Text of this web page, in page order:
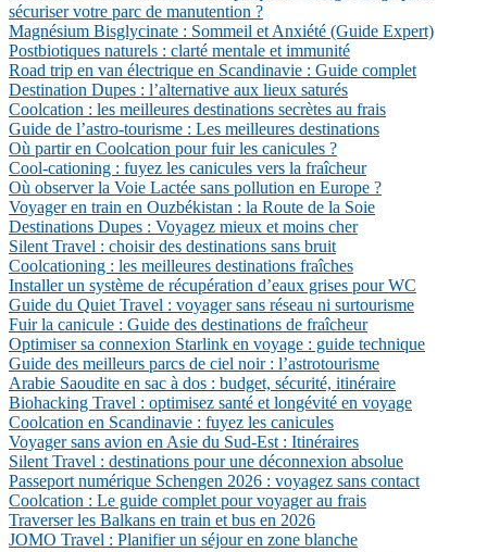
sécuriser votre parc de manutention ?
Magnésium Bisglycinate : Sommeil et Anxiété (Guide Expert)
Postbiotiques naturels : clarté mentale et immunité
Road trip en van électrique en Scandinavie : Guide complet
Destination Dupes : l’alternative aux lieux saturés
Coolcation : les meilleures destinations secrètes au frais
Guide de l’astro-tourisme : Les meilleures destinations
Où partir en Coolcation pour fuir les canicules ?
Cool-cationing : fuyez les canicules vers la fraîcheur
Où observer la Voie Lactée sans pollution en Europe ?
Voyager en train en Ouzbékistan : la Route de la Soie
Destinations Dupes : Voyagez mieux et moins cher
Silent Travel : choisir des destinations sans bruit
Coolcationing : les meilleures destinations fraîches
Installer un système de récupération d’eaux grises pour WC
Guide du Quiet Travel : voyager sans réseau ni surtourisme
Fuir la canicule : Guide des destinations de fraîcheur
Optimiser sa connexion Starlink en voyage : guide technique
Guide des meilleurs parcs de ciel noir : l’astrotourisme
Arabie Saoudite en sac à dos : budget, sécurité, itinéraire
Biohacking Travel : optimisez santé et longévité en voyage
Coolcation en Scandinavie : fuyez les canicules
Voyager sans avion en Asie du Sud-Est : Itinéraires
Silent Travel : destinations pour une déconnexion absolue
Passeport numérique Schengen 2026 : voyagez sans contact
Coolcation : Le guide complet pour voyager au frais
Traverser les Balkans en train et bus en 2026
JOMO Travel : Planifier un séjour en zone blanche